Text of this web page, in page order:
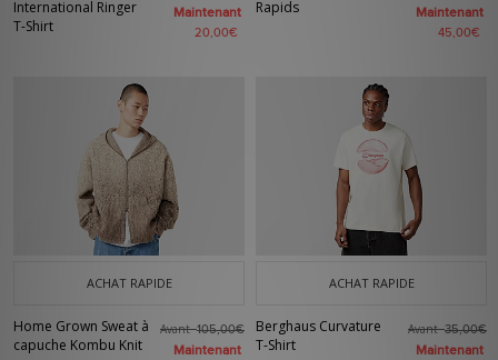
International Ringer
T-Shirt
Maintenant
20,00€
Rapids
Maintenant
45,00€
ACHAT RAPIDE
Home Grown Sweat à
capuche Kombu Knit
Avant105,00€
Maintenant
ACHAT RAPIDE
Berghaus Curvature
T-Shirt
Avant35,00€
Maintenant